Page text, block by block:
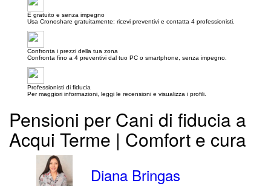
E gratuito e senza impegno
Usa Cronoshare gratuitamente: ricevi preventivi e contatta 4 professionisti.
Confronta i prezzi della tua zona
Confronta fino a 4 preventivi dal tuo PC o smartphone, senza impegno.
Professionisti di fiducia
Per maggiori informazioni, leggi le recensioni e visualizza i profili.
Pensioni per Cani di fiducia a
Acqui Terme | Comfort e cura
Diana Bringas